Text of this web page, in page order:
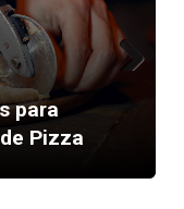
para
Pizza